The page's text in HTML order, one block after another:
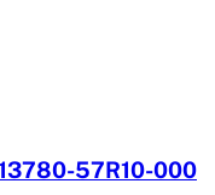
57R10-000